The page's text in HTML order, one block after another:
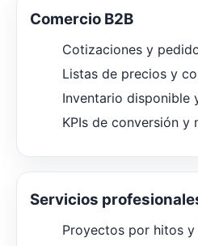
Comercio B2B
Cotizaciones y
Listas de precios y
Inventario disponible
KPIs de conversión y
Servicios
Proyectos por hitos y